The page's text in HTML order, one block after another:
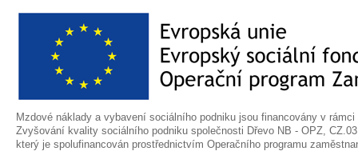
Mzdové náklady a vybavení sociálního podniku jsou financovány v rámci
Zvyšování kvality sociálního podniku společnosti Dřevo NB - OPZ,
který je spolufinancován prostřednictvím Operačního programu